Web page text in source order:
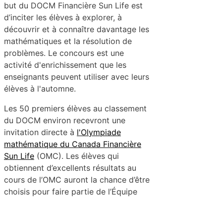
but du DOCM Financière Sun Life est
d’inciter les élèves à explorer, à
découvrir et à connaître davantage les
mathématiques et la résolution de
problèmes. Le concours est une
activité d'enrichissement que les
enseignants peuvent utiliser avec leurs
élèves à l'automne.
Les 50 premiers élèves au classement
du DOCM environ recevront une
invitation directe à l'Olympiade
mathématique du Canada Financière
Sun Life (OMC). Les élèves qui
obtiennent d’excellents résultats au
cours de l’OMC auront la chance d’être
choisis pour faire partie de l’Équipe